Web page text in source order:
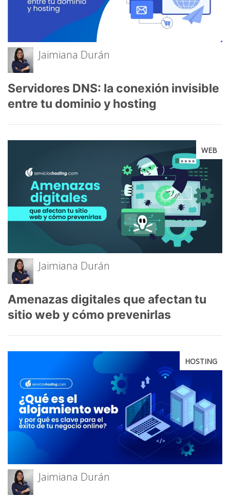
Jaimiana Durán
Servidores DNS: la conexión invisible
entre tu dominio y hosting
WEB
Jaimiana Durán
Amenazas digitales que afectan tu
sitio web y cómo prevenirlas
HOSTING
Jaimiana Durán